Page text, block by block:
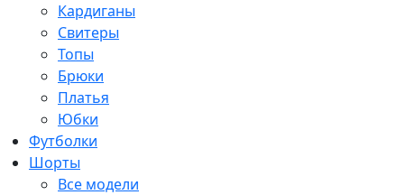
Кардиганы
Свитеры
Топы
Брюки
Платья
Юбки
Футболки
Шорты
Все модели